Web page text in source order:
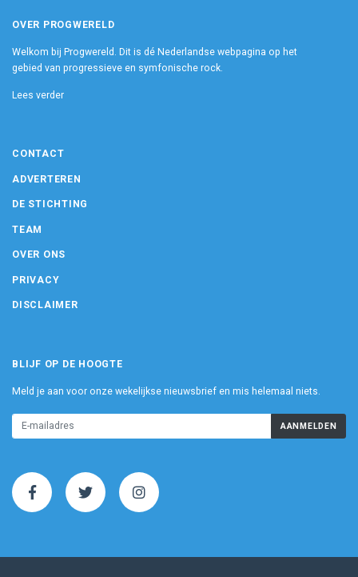
OVER PROGWERELD
Welkom bij Progwereld. Dit is dé Nederlandse webpagina op het
gebied van progressieve en symfonische rock.
Lees verder
CONTACT
ADVERTEREN
DE STICHTING
TEAM
OVER ONS
PRIVACY
DISCLAIMER
BLIJF OP DE HOOGTE
Meld je aan voor onze wekelijkse nieuwsbrief en mis helemaal niets.
AANMELDEN